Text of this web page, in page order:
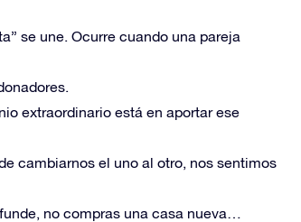
se une. Ocurre cuando una pareja
extraordinario está en aportar ese
cambiarnos el uno al otro, nos sentimos
no compras una casa nueva…